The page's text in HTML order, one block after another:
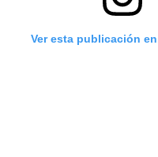
Ver esta publicación